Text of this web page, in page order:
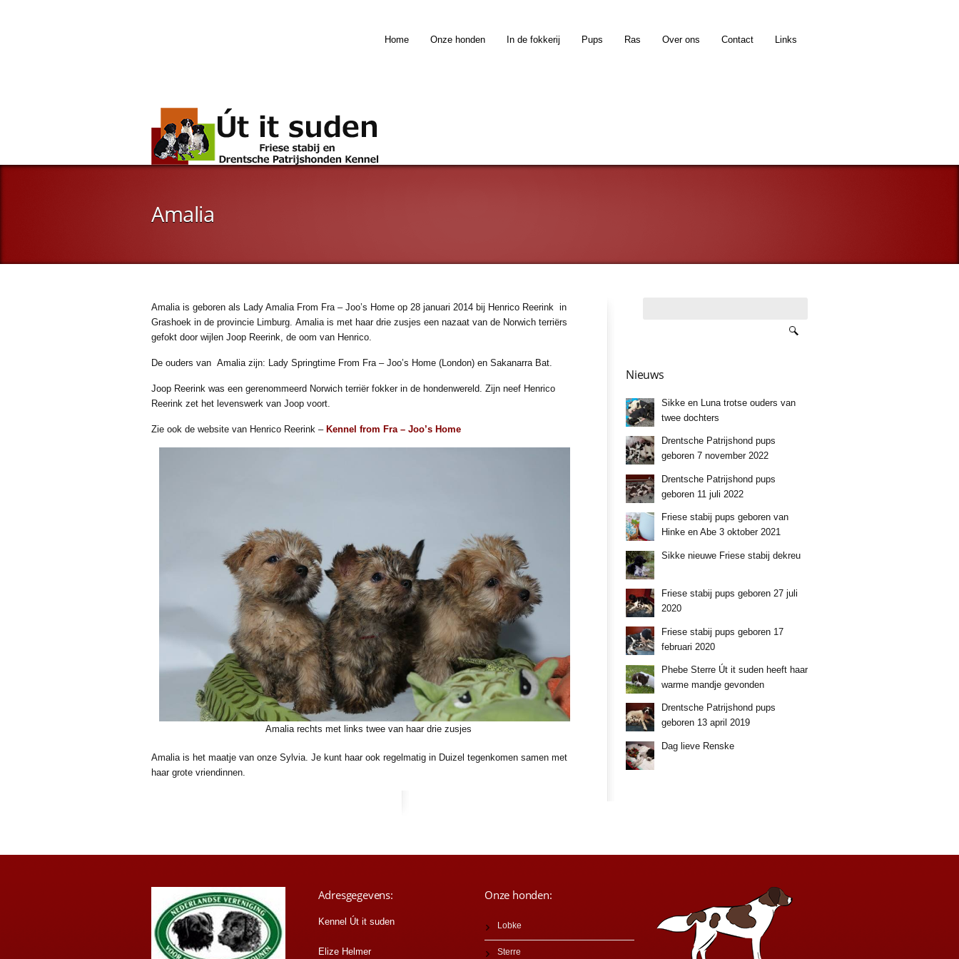
Home Onze honden In de fokkerij Pups Ras Over ons Contact Links
Amalia
Amalia is geboren als Lady Amalia From Fra – Joo’s Home op 28 januari 2014 bij Henrico Reerink in
Grashoek in de provincie Limburg. Amalia is met haar drie zusjes een nazaat van de Norwich terriërs
gefokt door wijlen Joop Reerink, de oom van Henrico.
De ouders van Amalia zijn: Lady Springtime From Fra – Joo’s Home (London) en Sakanarra Bat.
Joop Reerink was een gerenommeerd Norwich terriër fokker in de hondenwereld. Zijn neef Henrico
Reerink zet het levenswerk van Joop voort.
Zie ook de website van Henrico Reerink – Kennel from Fra – Joo’s Home
Amalia rechts met links twee van haar drie zusjes
Amalia is het maatje van onze Sylvia. Je kunt haar ook regelmatig in Duizel tegenkomen samen met
haar grote vriendinnen.
Nieuws
Sikke en Luna trotse ouders van
twee dochters
Drentsche Patrijshond pups
geboren 7 november 2022
Drentsche Patrijshond pups
geboren 11 juli 2022
Friese stabij pups geboren van
Hinke en Abe 3 oktober 2021
Sikke nieuwe Friese stabij dekreu
Friese stabij pups geboren 27 juli
2020
Friese stabij pups geboren 17
februari 2020
Phebe Sterre Út it suden heeft haar
warme mandje gevonden
Drentsche Patrijshond pups
geboren 13 april 2019
Dag lieve Renske
Adresgegevens:
Kennel Út it suden
Elize Helmer
Onze honden:
Lobke
Sterre